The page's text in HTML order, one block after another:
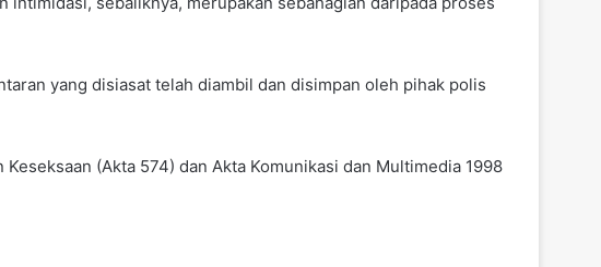
yang disiasat telah diambil dan disimpan oleh pihak polis
(Akta 574) dan Akta Komunikasi dan Multimedia 1998